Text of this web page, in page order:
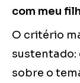
com meu
O critério
sustentado:
sobre o